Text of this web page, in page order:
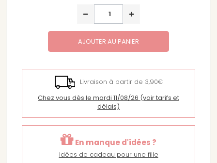
AJOUTER AU PANIER
Livraison à partir de 3,90€
Chez vous dès le mardi 11/08/26 (voir tarifs et
délais)
En manque d'idées ?
Idées de cadeau pour une fille